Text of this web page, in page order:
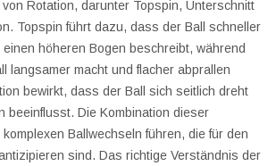
Rotation, darunter Topspin, Unterschnitt
Topspin führt dazu, dass der Ball schneller
höheren Bogen beschreibt, während
langsamer macht und flacher abprallen
bewirkt, dass der Ball sich seitlich dreht
beeinflusst. Die Kombination dieser
Ballwechseln führen, die für den
sind. Das richtige Verständnis der